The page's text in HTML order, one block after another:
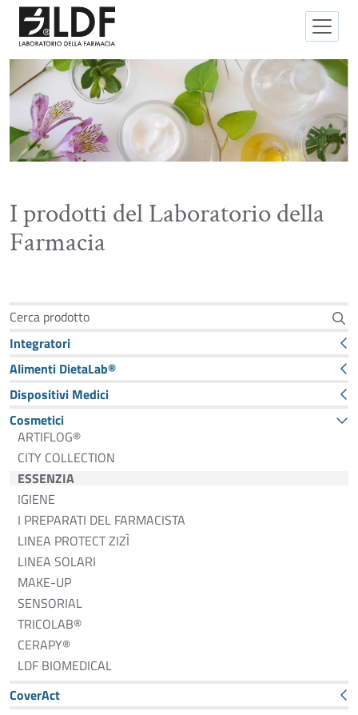
I prodotti del Laboratorio della
Farmacia
Cerca prodotto
Integratori
Alimenti DietaLab®
Dispositivi Medici
Cosmetici
ARTIFLOG®
CITY COLLECTION
ESSENZIA
IGIENE
I PREPARATI DEL FARMACISTA
LINEA PROTECT ZIZÌ
LINEA SOLARI
MAKE-UP
SENSORIAL
TRICOLAB®
CERAPY®
LDF BIOMEDICAL
CoverAct